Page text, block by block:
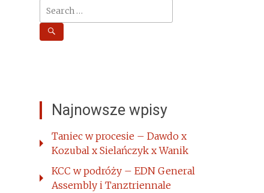
Search
for:
Najnowsze wpisy
Taniec w procesie – Dawdo x
Kozubal x Sielańczyk x Wanik
KCC w podróży – EDN General
Assembly i Tanztriennale